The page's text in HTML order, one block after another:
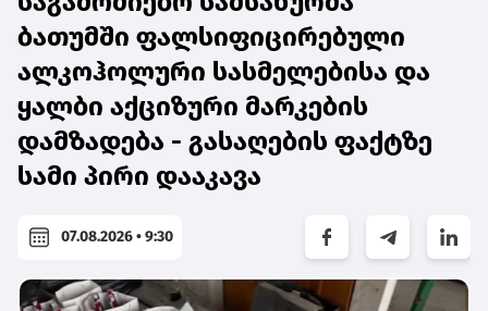
ბათუმში ფალსიფიცირებული
ალკოჰოლური სასმელებისა და
ყალბი აქციზური მარკების
დამზადება - გასაღების ფაქტზე
სამი პირი დააკავა
07.08.2026 • 9:30